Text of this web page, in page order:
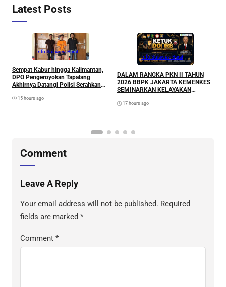
Latest Posts
Info Sulawesi Barat
Sempat Kabur hingga Kalimantan,
DPO Pengeroyokan Tapalang
Akhirnya Datangi Polisi Serahkan
15 hours ago
Info Sulawesi Barat
DALAM RANGKA PKN II TAHUN
2026 BBPK JAKARTA KEMENKES
SEMINARKAN KELAYAKAN
PERUBAHAN KETUK DOORS
17 hours ago
Comment
Leave A Reply
Your email address will not be published. Required
fields are marked *
Comment *